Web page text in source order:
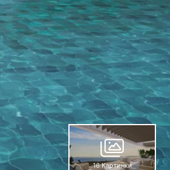
16 Картинки